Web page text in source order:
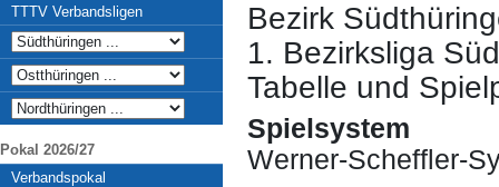
TTTV Verbandsligen
Pokal 2026/27
Verbandspokal
Bezirk
1. Bezirksliga
Tabelle und
Spielsystem
Werner-Scheffler-